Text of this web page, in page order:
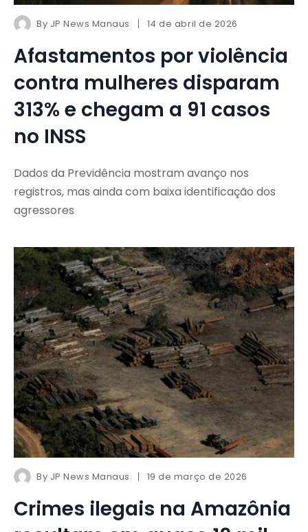
By JP News Manaus 14 de abril de 2026
Afastamentos por violência
contra mulheres disparam
313% e chegam a 91 casos
no INSS
Dados da Previdência mostram avanço nos
registros, mas ainda com baixa identificação dos
agressores
By JP News Manaus 19 de março de 2026
Crimes ilegais na Amazônia